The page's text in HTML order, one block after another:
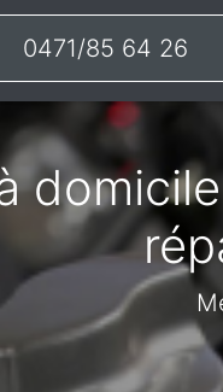
0471/85 64 26